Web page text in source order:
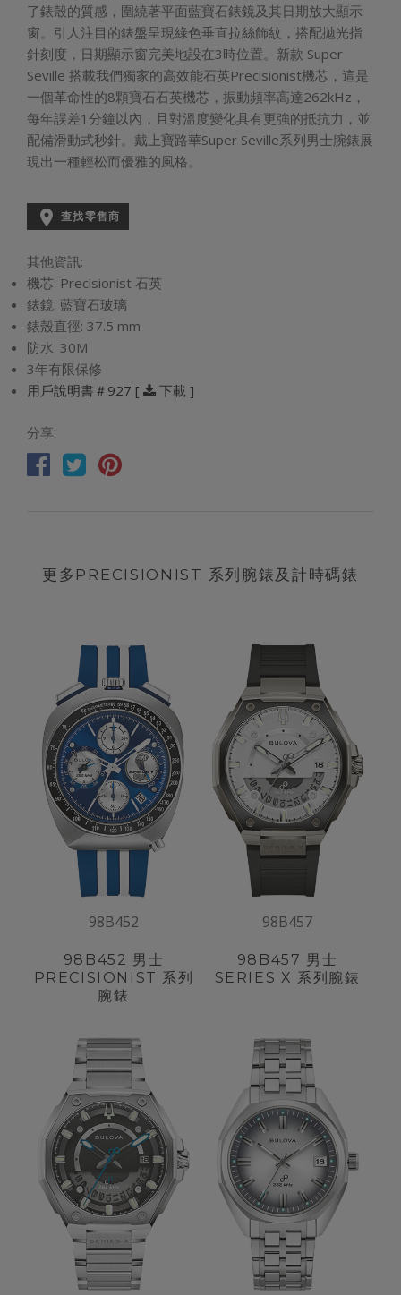
了錶殼的質感，圍繞著平面藍寶石錶鏡及其日期放大顯示
窗。引人注目的錶盤呈現綠色垂直拉絲飾紋，搭配拋光指
針刻度，日期顯示窗完美地設在3時位置。新款 Super
Seville 搭載我們獨家的高效能石英Precisionist機芯，這是
一個革命性的8顆寶石石英機芯，振動頻率高達262kHz，
每年誤差1分鐘以內，且對溫度變化具有更強的抵抗力，並
配備滑動式秒針。戴上寶路華Super Seville系列男士腕錶展
現出一種輕松而優雅的風格。
 查找零售商
其他資訊:
機芯: Precisionist 石英
錶鏡: 藍寶石玻璃
錶殼直徑: 37.5 mm
防水: 30M
3年有限保修
用戶說明書＃927 [
下載 ]
分享:
更多PRECISIONIST 系列腕錶及計時碼錶
98B452
98B452 男士
PRECISIONIST 系列
腕錶
98B457
98B457 男士
SERIES X 系列腕錶